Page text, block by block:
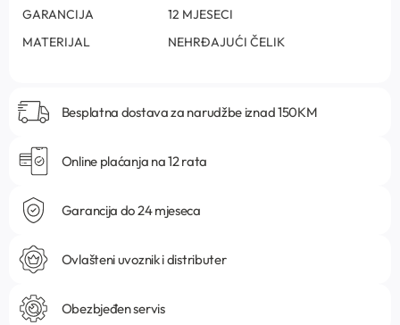
GARANCIJA
12 MJESECI
MATERIJAL
NEHRĐAJUĆI ČELIK
Besplatna dostava za narudžbe iznad 150KM
Online plaćanja na 12 rata
Garancija do 24 mjeseca
Ovlašteni uvoznik i distributer
Obezbjeđen servis